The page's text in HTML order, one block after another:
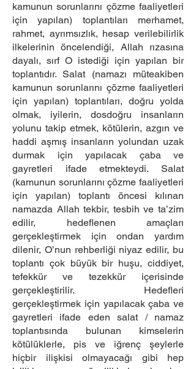
kamunun sorunlarını çözme faaliyetleri
için yapılan) toplantıları merhamet,
rahmet, ayrımsızlık, hesap verilebilirlik
ilkelerinin öncelendiği, Allah rızasına
dayalı, sırf O istediği için yapılan bir
toplantıdır. Salat (namazı müteakiben
kamunun sorunlarını çözme faaliyetleri
için yapılan) toplantıları, doğru yolda
olmak, iyilerin, dosdoğru insanların
yolunu takip etmek, kötülerin, azgın ve
haddi aşmış insanların yolundan uzak
durmak için yapılacak çaba ve
gayretleri ifade etmekteydi. Salat
(kamunun sorunlarını çözme faaliyetleri
için yapılan) toplantı öncesi kılınan
namazda Allah tekbir, tesbih ve ta’zim
edilir, hedeflenen amaçları
gerçekleştirmek için ondan yardım
dilenir, O’nun rehberliği niyaz edilir, bu
toplantı çok büyük bir huşu, ciddiyet,
tefekkür ve tezekkür içerisinde
gerçekleştirilir. Hedefleri
gerçekleştirmek için yapılacak çaba ve
gayretleri ifade eden salat / namaz
toplantısında bulunan kimselerin
kötülüklerle, pis ve iğrenç şeylerle
hiçbir ilişkisi olmayacağı gibi hep